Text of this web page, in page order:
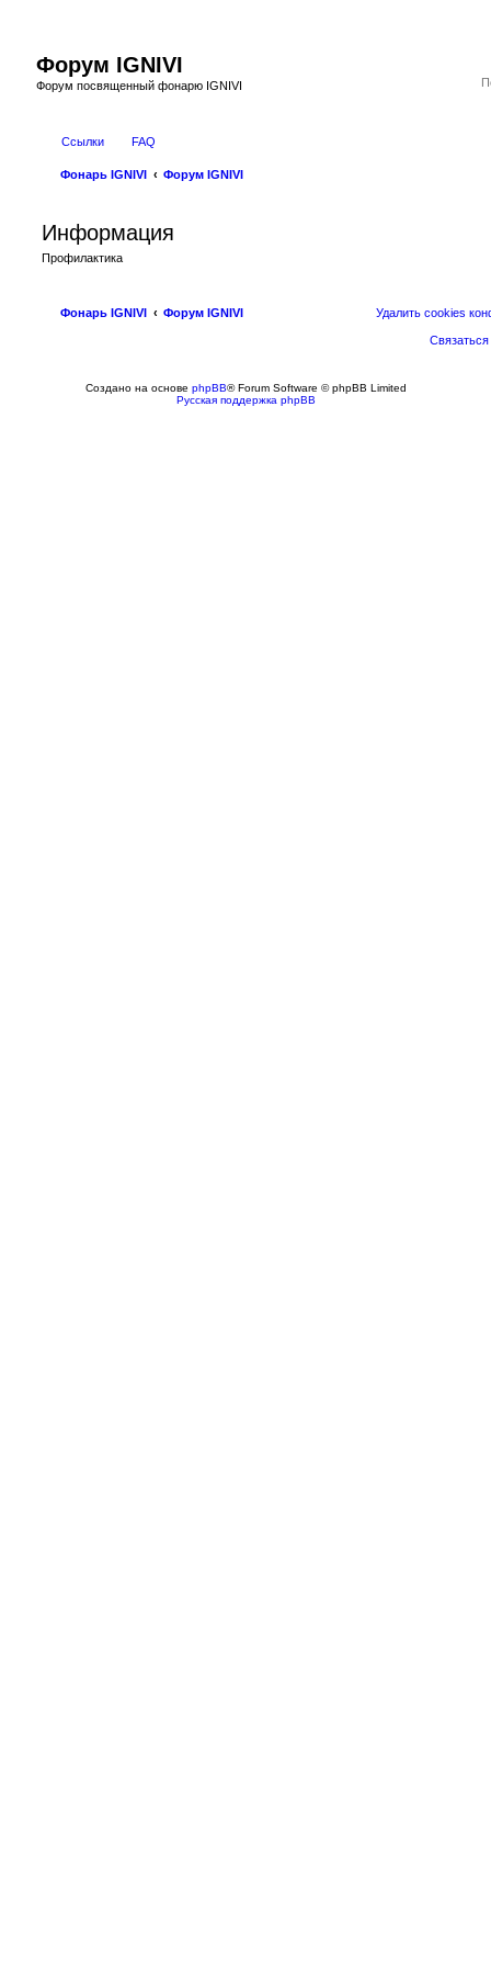
Форум IGNIVI
Форум посвященный фонарю IGNIVI
Ссылки FAQ
Фонарь IGNIVI Форум IGNIVI
Информация
Профилактика
Фонарь IGNIVI Форум IGNIVI Удалить cookies
Создано на основе phpBB® Forum Software © phpBB Limited
Русская поддержка phpBB